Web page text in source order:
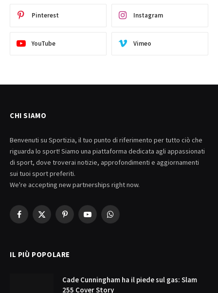
Pinterest Instagram
YouTube Vimeo
CHI SIAMO
Benvenuti su Sportizia, il tuo punto di riferimento per tutto ciò che
riguarda lo sport! Siamo una piattaforma dedicata agli appassionati
di sport, dove troverai notizie, approfondimenti e aggiornamenti
sui tuoi sport preferiti.
We're accepting new partnerships right now.
Facebook
X
PinterestYouTubeWhatsApp
IL PIÙ POPOLARE
Cade Cunningham ha il piede sul gas: Slam
255 Cover Story